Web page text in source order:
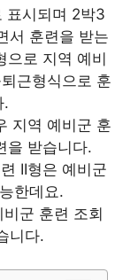
표시되며 2박3
서 훈련을 받는
으로 지역 예비
근형식으로 훈
.
지역 예비군 훈
을 받습니다.
II형은 예비군
한데요.
군 훈련 조회
니다.